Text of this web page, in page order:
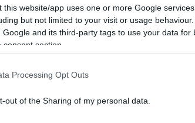
this website/app uses one or more Google
but not limited to your visit or usage
Google and its third-party tags to use your data for
section.
Processing Opt Outs
out of the Sharing of my personal data.